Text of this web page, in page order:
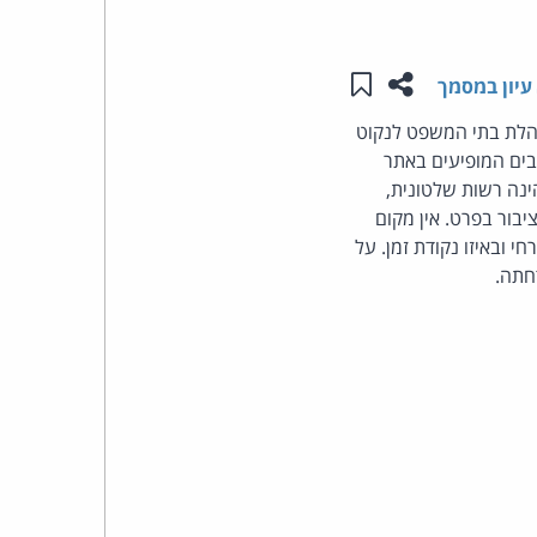
שתפו עמוד זה
שמור ב"תכנים שלי"
עיון במסמך
בתי המשפט לנקוט
המופיעים באתר
רשות שלטונית,
בפרט. אין מקום
נקודת זמן. על